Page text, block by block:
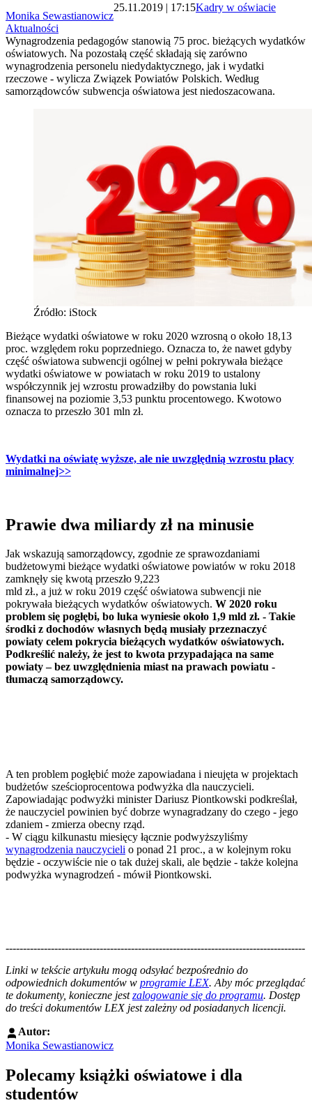
Monika Sewastianowicz
25.11.2019 | 17:15Kadry w oświacie
Aktualności
Wynagrodzenia pedagogów stanowią 75 proc. bieżących wydatków
oświatowych. Na pozostałą część składają się zarówno
wynagrodzenia personelu niedydaktycznego, jak i wydatki
rzeczowe - wylicza Związek Powiatów Polskich. Według
samorządowców subwencja oświatowa jest niedoszacowana.
Źródło: iStock
Bieżące wydatki oświatowe w roku 2020 wzrosną o około 18,13
proc. względem roku poprzedniego. Oznacza to, że nawet gdyby
część oświatowa subwencji ogólnej w pełni pokrywała bieżące
wydatki oświatowe w powiatach w roku 2019 to ustalony
współczynnik jej wzrostu prowadziłby do powstania luki
finansowej na poziomie 3,53 punktu procentowego. Kwotowo
oznacza to przeszło 301 mln zł.
Wydatki na oświatę wyższe, ale nie uwzględnią wzrostu płacy
minimalnej>>
Prawie dwa miliardy zł na minusie
Jak wskazują samorządowcy, zgodnie ze sprawozdaniami
budżetowymi bieżące wydatki oświatowe powiatów w roku 2018
zamknęły się kwotą przeszło 9,223
mld zł., a już w roku 2019 część oświatowa subwencji nie
pokrywała bieżących wydatków oświatowych. W 2020 roku
problem się pogłębi, bo luka wyniesie około 1,9 mld zł. - Takie
środki z dochodów własnych będą musiały przeznaczyć
powiaty celem pokrycia bieżących wydatków oświatowych.
Podkreślić należy, że jest to kwota przypadająca na same
powiaty – bez uwzględnienia miast na prawach powiatu -
tłumaczą samorządowcy.
A ten problem pogłębić może zapowiadana i nieujęta w projektach
budżetów sześcioprocentowa podwyżka dla nauczycieli.
Zapowiadając podwyżki minister Dariusz Piontkowski podkreślał,
że nauczyciel powinien być dobrze wynagradzany do czego - jego
zdaniem - zmierza obecny rząd.
- W ciągu kilkunastu miesięcy łącznie podwyższyliśmy
wynagrodzenia nauczycieli o ponad 21 proc., a w kolejnym roku
będzie - oczywiście nie o tak dużej skali, ale będzie - także kolejna
podwyżka wynagrodzeń - mówił Piontkowski.
--------------------------------------------------------------------------------------
Linki w tekście artykułu mogą odsyłać bezpośrednio do
odpowiednich dokumentów w programie LEX. Aby móc przeglądać
te dokumenty, konieczne jestzalogowanie się do programu. Dostęp
do treści dokumentów LEX jest zależny od posiadanych licencji.
Autor:
Monika Sewastianowicz
Polecamy książki oświatowe i dla
studentów